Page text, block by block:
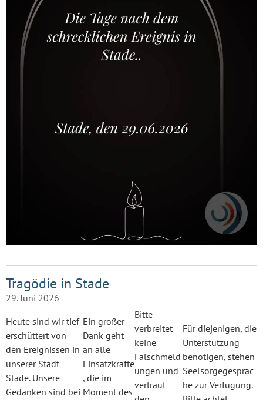
Tragödie in Stade
29. Juni 2026
Heute sind wir tief
erschüttert von
den Ereignissen in
unserer Stadt
Stade. Unsere
Gedanken sind bei
Ein großer
Dank geht
an alle
Einsatzkräfte
, die im
Moment des
Bitte
verbreitet
keine
Falschmeld
ungen und
vertraut
Für diejenigen, die
Unterstützung
benötigen, stehen
Seelsorgegespräc
he zur Verfügung.